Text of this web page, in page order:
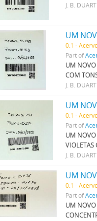
J. B.
0.1 -
Part of
UM NOVO
COM
J. B.
0.1 -
Part of
UM NOVO
VIOLETAS
J. B.
0.1 -
Part of
UM NOVO